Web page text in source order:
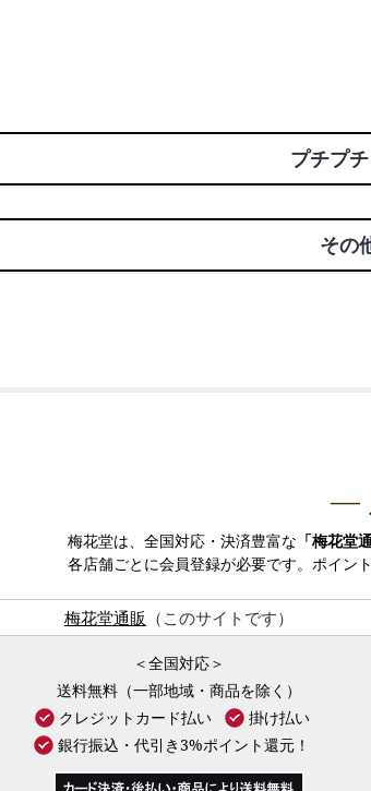
プチプ
その
―
梅花堂は、全国対応・決済豊富な 「梅花堂
各店舗ごとに会員登録が必要です。ポイン
梅花堂通販 （このサイトです）
＜全国対応＞
送料無料（一部地域・商品を除く）
クレジットカード払い
掛け払い
銀行振込・代引き3%ポイント還元！